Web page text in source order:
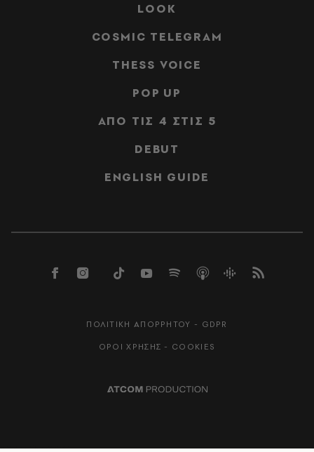
LOOK
COSMIC TELEGRAM
THESS VOICE
POP UP
ΑΠΟ ΤΙΣ 4 ΣΤΙΣ 5
DEBUT
ENGLISH GUIDE
ΠΟΛΙΤΙΚΗ ΑΠΟΡΡΗΤΟΥ - GDPR
ΟΡΟΙ ΧΡΗΣΗΣ - COOKIES